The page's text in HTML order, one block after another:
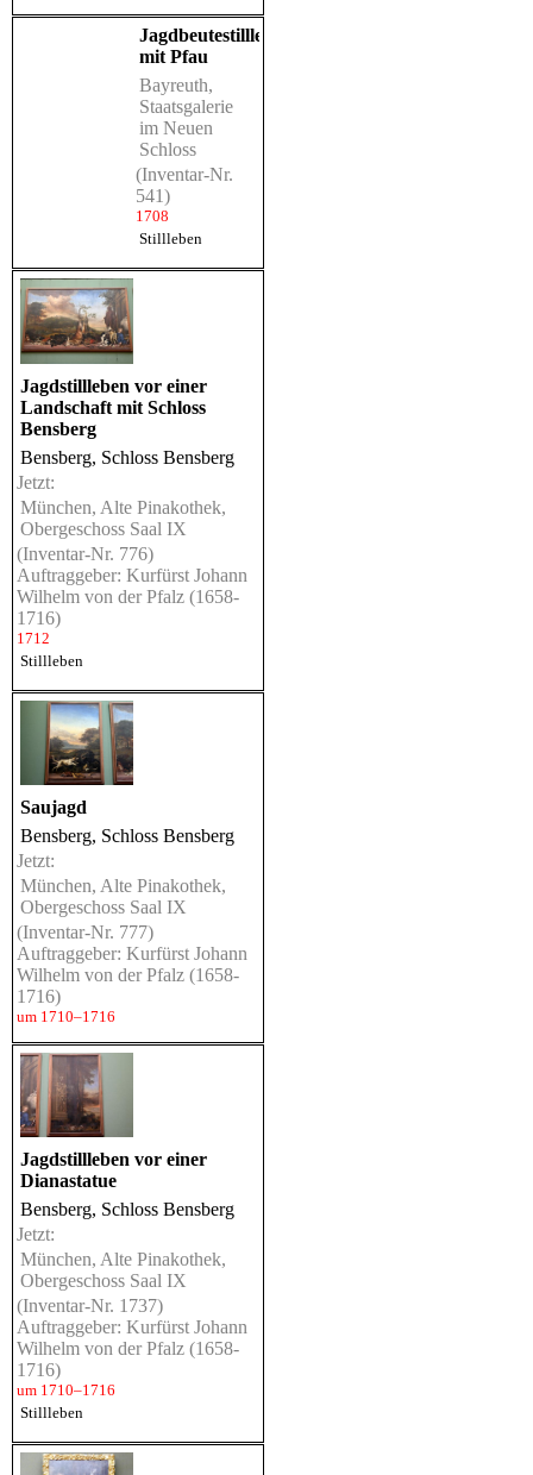
Jagdbeutestillleben
mit Pfau
Bayreuth,
Staatsgalerie
im Neuen
Schloss
(Inventar-Nr.
541)
1708
Stillleben
Jagdstillleben vor einer
Landschaft mit Schloss
Bensberg
Bensberg, Schloss Bensberg
Jetzt:
München, Alte Pinakothek,
Obergeschoss Saal IX
(Inventar-Nr. 776)
Auftraggeber: Kurfürst Johann
Wilhelm von der Pfalz (1658-
1716)
1712
Stillleben
Saujagd
Bensberg, Schloss Bensberg
Jetzt:
München, Alte Pinakothek,
Obergeschoss Saal IX
(Inventar-Nr. 777)
Auftraggeber: Kurfürst Johann
Wilhelm von der Pfalz (1658-
1716)
um 1710–1716
Jagdstillleben vor einer
Dianastatue
Bensberg, Schloss Bensberg
Jetzt:
München, Alte Pinakothek,
Obergeschoss Saal IX
(Inventar-Nr. 1737)
Auftraggeber: Kurfürst Johann
Wilhelm von der Pfalz (1658-
1716)
um 1710–1716
Stillleben